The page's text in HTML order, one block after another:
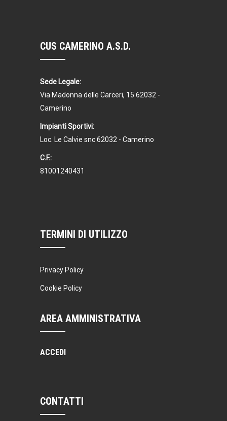
CUS CAMERINO A.S.D.
Sede Legale:
Via Madonna delle Carceri, 15 62032 -
Camerino
Impianti Sportivi:
Loc. Le Calvie snc 62032 - Camerino
C.F.:
81001240431
TERMINI DI UTILIZZO
Privacy Policy
Cookie Policy
AREA AMMINISTRATIVA
ACCEDI
CONTATTI